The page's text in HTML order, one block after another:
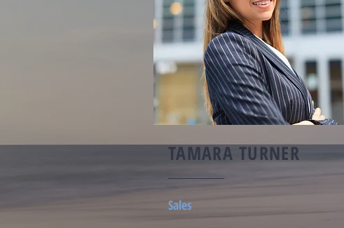
TAMARA TURNER
Sales